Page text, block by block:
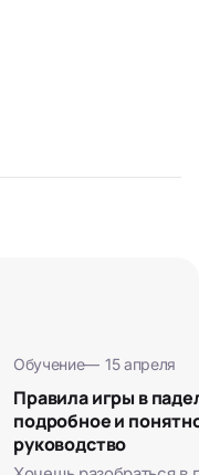
Обучение— 15 апреля
Правила игры в
подробное и
руководство